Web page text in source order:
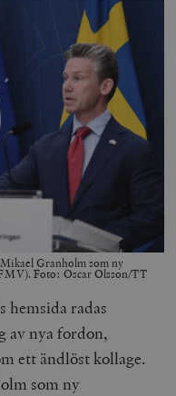
Granholm som ny
Foto: Oscar Olsson/TT
hemsida radas
av nya fordon,
ett ändlöst kollage.
som ny